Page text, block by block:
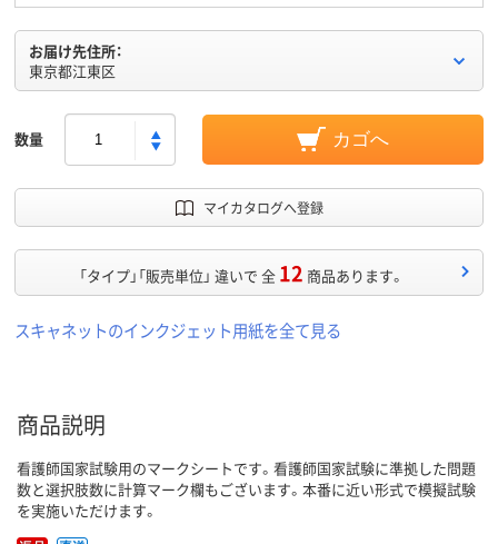
お届け先住所：
東京都江東区
数量 カゴへ
マイカタログへ登録
「タイプ」「販売単位」 違いで 全 12 商品あります。
スキャネットのインクジェット用紙を全て見る
商品説明
看護師国家試験用のマークシートです。看護師国家試験に準拠した問題
数と選択肢数に計算マーク欄もございます。本番に近い形式で模擬試験
を実施いただけます。